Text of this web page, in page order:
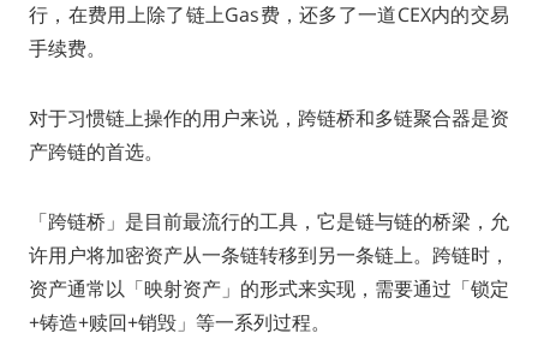
行，在费用上除了链上Gas费，还多了一道CEX内的交易
手续费。
对于习惯链上操作的用户来说，跨链桥和多链聚合器是资
产跨链的首选。
「跨链桥」是目前最流行的工具，它是链与链的桥梁，允
许用户将加密资产从一条链转移到另一条链上。跨链时，
资产通常以「映射资产」的形式来实现，需要通过「锁定
+铸造+赎回+销毁」等一系列过程。